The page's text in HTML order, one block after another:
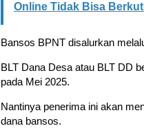
Online Tidak Bisa
Bansos BPNT disalurkan
BLT Dana Desa atau BLT DD
pada Mei 2025.
Nantinya penerima ini akan
dana bansos.